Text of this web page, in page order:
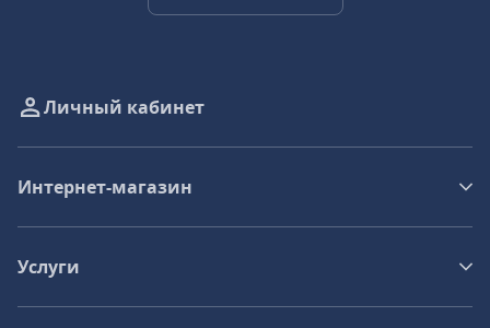
Личный кабинет
Интернет-магазин
Услуги